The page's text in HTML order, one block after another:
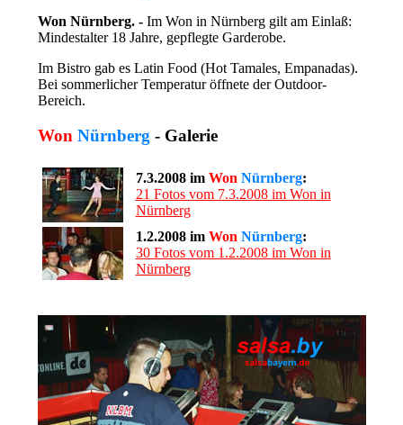
Won Nürnberg. -Im Won in Nürnberg gilt am Einlaß:
Mindestalter 18 Jahre, gepflegte Garderobe.
Im Bistro gab es Latin Food (Hot Tamales, Empanadas).
Bei sommerlicher Temperatur öffnete der Outdoor-
Bereich.
Won Nürnberg - Galerie
7.3.2008 im Won Nürnberg:
21 Fotos vom 7.3.2008 im Won in
Nürnberg
1.2.2008 im Won Nürnberg:
30 Fotos vom 1.2.2008 im Won in
Nürnberg